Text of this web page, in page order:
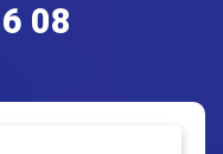
độ hoạt động: -25 ~
08